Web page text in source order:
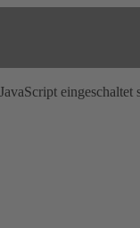
eingeschaltet